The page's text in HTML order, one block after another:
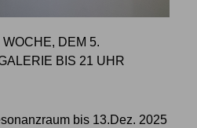
DEM 5.
BIS 21 UHR
bis 13.Dez. 2025